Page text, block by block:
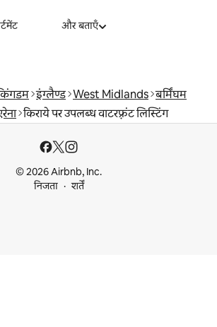
और बताएँ
इंग्लैण्ड West Midlands बर्मिंघम
किराये पर उपलब्ध वाटरफ़्रंट लिस्टिंग
© 2026 Airbnb, Inc.
निजता
शर्तें